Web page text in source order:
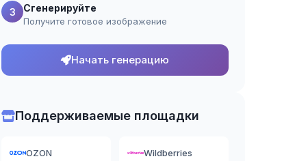
3 Сгенерируйте
Получите готовое изображение
Начать генерацию
Поддерживаемые площадки
OZON Wildberries